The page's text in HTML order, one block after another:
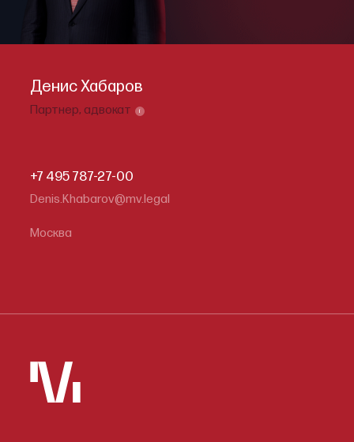
Денис Хабаров
Партнер, адвокат i
+7 495 787-27-00
Denis.Khabarov@mv.legal
Москва